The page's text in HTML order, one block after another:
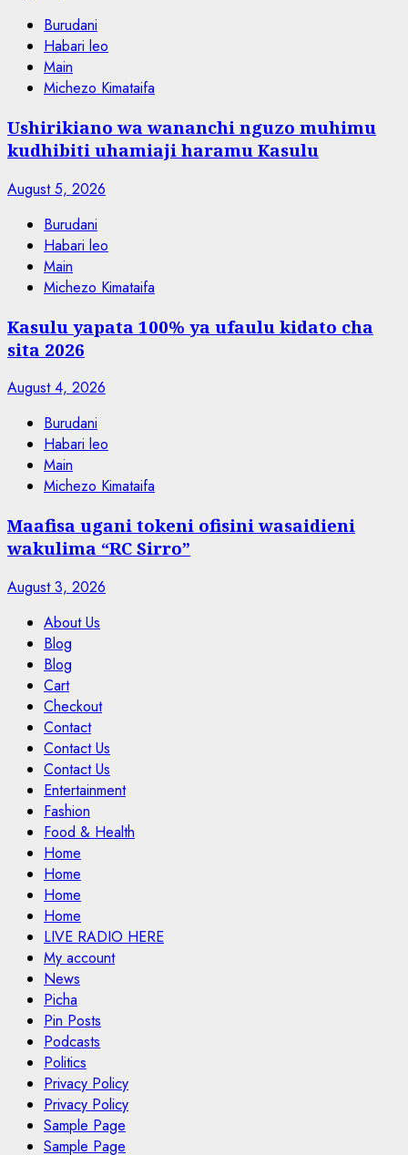
Burudani
Habari leo
Main
Michezo Kimataifa
Ushirikiano wa wananchi nguzo muhimu
kudhibiti uhamiaji haramu Kasulu
August 5, 2026
Burudani
Habari leo
Main
Michezo Kimataifa
Kasulu yapata 100% ya ufaulu kidato cha
sita 2026
August 4, 2026
Burudani
Habari leo
Main
Michezo Kimataifa
Maafisa ugani tokeni ofisini wasaidieni
wakulima “RC Sirro”
August 3, 2026
About Us
Blog
Blog
Cart
Checkout
Contact
Contact Us
Contact Us
Entertainment
Fashion
Food & Health
Home
Home
Home
Home
LIVE RADIO HERE
My account
News
Picha
Pin Posts
Podcasts
Politics
Privacy Policy
Privacy Policy
Sample Page
Sample Page